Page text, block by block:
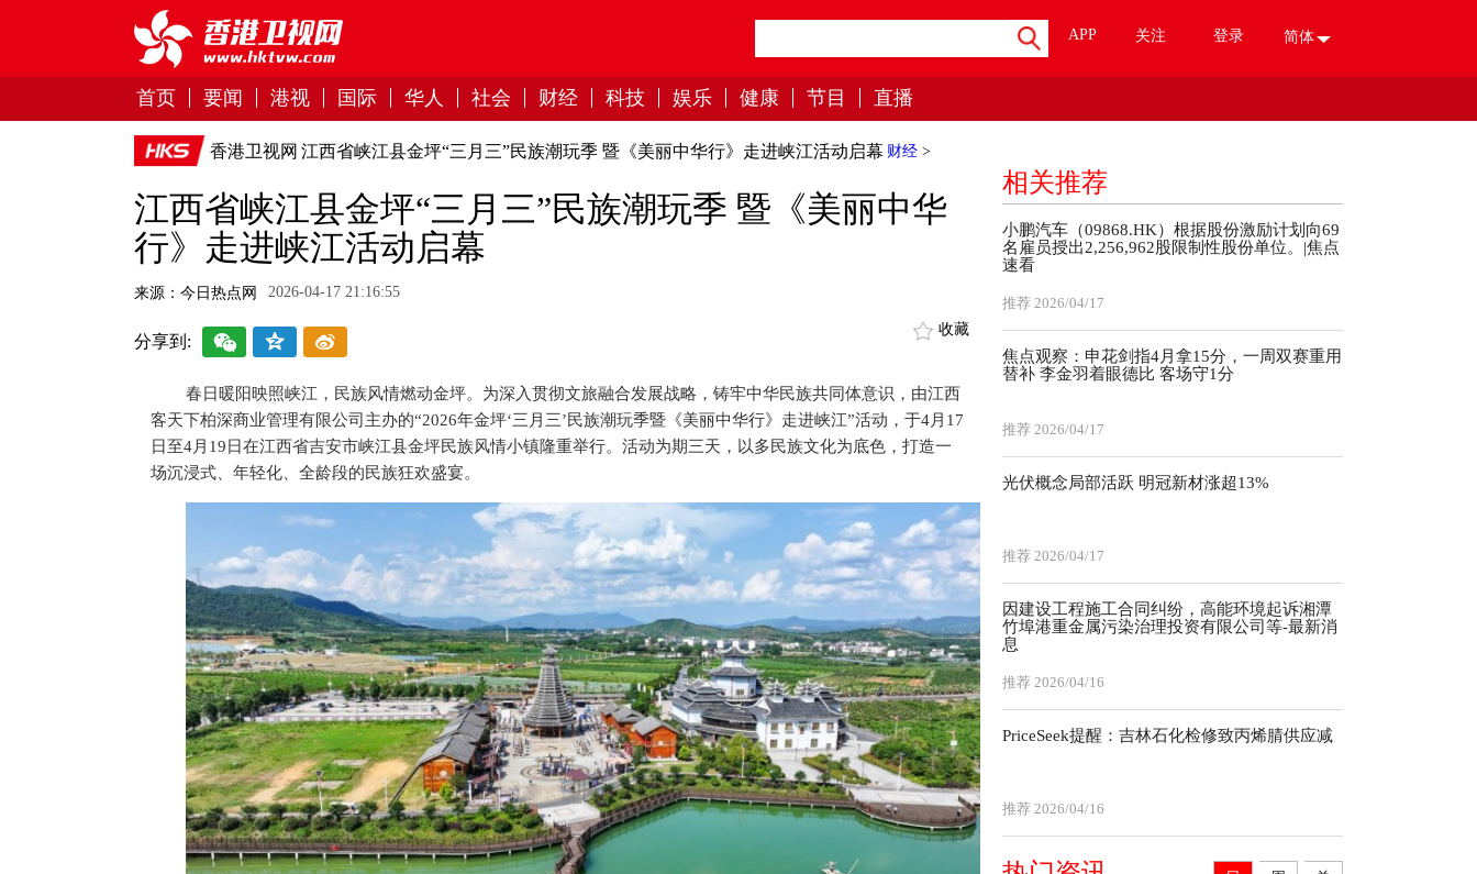
APP 关注 登录 简体
首页 要闻 港视 国际 华人 社会 财经 科技 娱乐 健康 节目 直播
香港卫视网 财经 >
江西省峡江县金坪“三月三”民族潮玩季 暨《美丽中华行》走进峡江活动启幕
江西省峡江县金坪“三月三”民族潮玩季 暨《美丽中华
行》走进峡江活动启幕
来源：今日热点网 2026-04-17 21:16:55
分享到:
收藏
春日暖阳映照峡江，民族风情燃动金坪。为深入贯彻文旅融合发展战略，铸牢中华民族共同体意识，由江西
客天下柏深商业管理有限公司主办的“2026年金坪‘三月三’民族潮玩季暨《美丽中华行》走进峡江”活动，于4月17
日至4月19日在江西省吉安市峡江县金坪民族风情小镇隆重举行。活动为期三天，以多民族文化为底色，打造一
场沉浸式、年轻化、全龄段的民族狂欢盛宴。
相关推荐
小鹏汽车（09868.HK）根据股份激励计划向69
名雇员授出2,256,962股限制性股份单位。|焦点
速看
推荐 2026/04/17
焦点观察：申花剑指4月拿15分，一周双赛重用
替补 李金羽着眼德比 客场守1分
推荐 2026/04/17
光伏概念局部活跃 明冠新材涨超13%
推荐 2026/04/17
因建设工程施工合同纠纷，高能环境起诉湘潭
竹埠港重金属污染治理投资有限公司等-最新消
息
推荐 2026/04/16
PriceSeek提醒：吉林石化检修致丙烯腈供应减
推荐 2026/04/16